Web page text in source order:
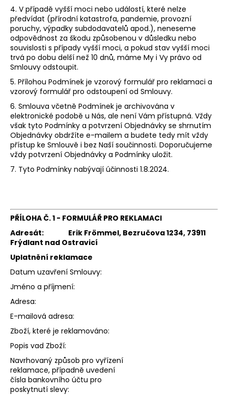
4. V případě vyšší moci nebo událostí, které nelze
předvídat (přírodní katastrofa, pandemie, provozní
poruchy, výpadky subdodavatelů apod.), neneseme
odpovědnost za škodu způsobenou v důsledku nebo
souvislosti s případy vyšší moci, a pokud stav vyšší moci
trvá po dobu delší než 10 dnů, máme My i Vy právo od
Smlouvy odstoupit.
5. Přílohou Podmínek je vzorový formulář pro reklamaci a
vzorový formulář pro odstoupení od Smlouvy.
6. Smlouva včetně Podmínek je archivována v
elektronické podobě u Nás, ale není Vám přístupná. Vždy
však tyto Podmínky a potvrzení Objednávky se shrnutím
Objednávky obdržíte e-mailem a budete tedy mít vždy
přístup ke Smlouvě i bez Naší součinnosti. Doporučujeme
vždy potvrzení Objednávky a Podmínky uložit.
7. Tyto Podmínky nabývají účinnosti 1.8.2024.
PŘÍLOHA Č. 1 - FORMULÁŘ PRO REKLAMACI
Adresát: Erik Frömmel, Bezručova 1234, 73911
Frýdlant nad Ostravicí
Uplatnění reklamace
Datum uzavření Smlouvy:
Jméno a příjmení:
Adresa:
E-mailová adresa:
Zboží, které je reklamováno:
Popis vad Zboží:
Navrhovaný způsob pro vyřízení
reklamace, případně uvedení
čísla bankovního účtu pro
poskytnutí slevy: